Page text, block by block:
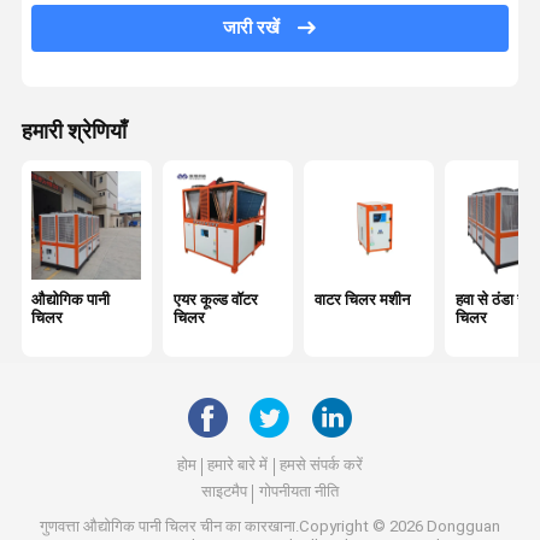
रासायनिक शीतलक
जारी रखें
हमारी श्रेणियाँ
औद्योगिक पानी
चिलर
एयर कूल्ड वॉटर
चिलर
वाटर चिलर मशीन
हवा से ठंडा
चिलर
होम हमारे बारे में
हमसे संपर्क करें
साइटमैप
गोपनीयता नीति
गुणवत्ता औद्योगिक पानी चिलर चीन का कारखाना.Copyright © 2026 Dongguan